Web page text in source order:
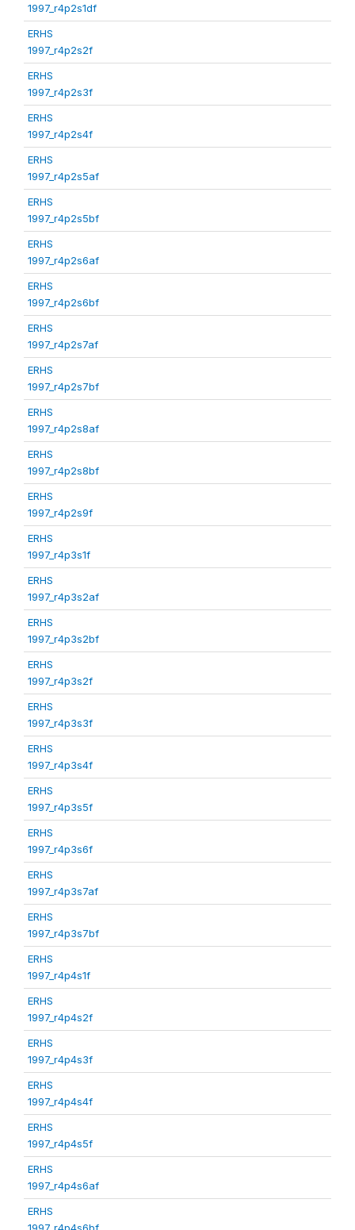
1997_r4p2s1df
ERHS
1997_r4p2s2f
ERHS
1997_r4p2s3f
ERHS
1997_r4p2s4f
ERHS
1997_r4p2s5af
ERHS
1997_r4p2s5bf
ERHS
1997_r4p2s6af
ERHS
1997_r4p2s6bf
ERHS
1997_r4p2s7af
ERHS
1997_r4p2s7bf
ERHS
1997_r4p2s8af
ERHS
1997_r4p2s8bf
ERHS
1997_r4p2s9f
ERHS
1997_r4p3s1f
ERHS
1997_r4p3s2af
ERHS
1997_r4p3s2bf
ERHS
1997_r4p3s2f
ERHS
1997_r4p3s3f
ERHS
1997_r4p3s4f
ERHS
1997_r4p3s5f
ERHS
1997_r4p3s6f
ERHS
1997_r4p3s7af
ERHS
1997_r4p3s7bf
ERHS
1997_r4p4s1f
ERHS
1997_r4p4s2f
ERHS
1997_r4p4s3f
ERHS
1997_r4p4s4f
ERHS
1997_r4p4s5f
ERHS
1997_r4p4s6af
ERHS
1997_r4p4s6bf